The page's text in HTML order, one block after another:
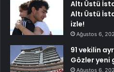
Altı Üstü
Altı Üstü
izle!
Ağustos 6,
91 vekilin
Gözler yeni
Ağustos 6,